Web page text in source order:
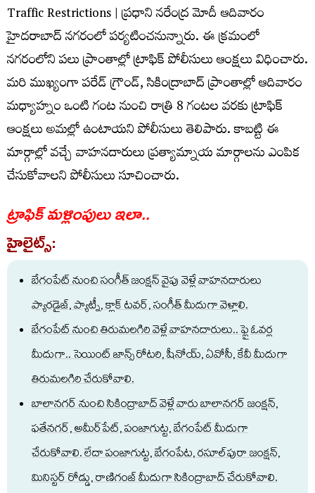
Traffic Restrictions | ప్ర‌ధాని న‌రేంద్ర మోదీ ఆదివారం
హైద‌రాబాద్ న‌గ‌రంలో ప‌ర్య‌టించ‌నున్నారు. ఈ క్ర‌మంలో
న‌గ‌రంలోని ప‌లు ప్రాంతాల్లో ట్రాఫిక్ పోలీసులు ఆంక్ష‌లు విధించారు.
మ‌రి ముఖ్యంగా ప‌రేడ్ గ్రౌండ్, సికింద్రాబాద్ ప్రాంతాల్లో ఆదివారం
మ‌ధ్యాహ్నం ఒంటి గంట నుంచి రాత్రి 8 గంట‌ల వ‌ర‌కు ట్రాఫిక్
ఆంక్ష‌లు అమ‌ల్లో ఉంటాయ‌ని పోలీసులు తెలిపారు. కాబ‌ట్టి ఈ
మార్గాల్లో వ‌చ్చే వాహ‌నదారులు ప్ర‌త్యామ్నాయ మార్గాల‌ను ఎంపిక
చేసుకోవాల‌ని పోలీసులు సూచించారు.
ట్రాఫిక్ మ‌ళ్లింపులు ఇలా..
హైలైట్స్:
బేగంపేట్ నుంచి సంగీత్ జంక్ష‌న్ వైపు వెళ్లే వాహ‌న‌దారులు
ప్యార‌డైజ్, ప్యాట్నీ, క్లాక్ ట‌వ‌ర్, సంగీత్ మీదుగా వెళ్లాలి.
బేగంపేట్ నుంచి తిరుమ‌ల‌గిరి వెళ్లే వాహ‌న‌దారులు.. ఫ్లై ఓవ‌ర్ల
మీదుగా.. సెయింట్ జాన్స్ రోట‌రి, షీనోయ్, ఏవోసీ, కేవీ మీదుగా
తిరుమ‌ల‌గిరి చేరుకోవాలి.
బాలాన‌గ‌ర్ నుంచి సికింద్రాబాద్ వెళ్లే వారు బాలాన‌గ‌ర్ జంక్ష‌న్,
ఫ‌తేన‌గ‌ర్, అమీర్‌పేట్‌, పంజాగుట్ట, బేగంపేట్ మీదుగా
చేరుకోవాలి. లేదా పంజాగుట్ట‌, బేగంపేట‌, ర‌సూల్‌పురా జంక్ష‌న్,
మినిస్ట‌ర్ రోడ్డు, రాణిగంజ్ మీదుగా సికింద్రాబాద్ చేరుకోవాలి.